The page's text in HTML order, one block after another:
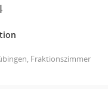
Fraktionszimmer